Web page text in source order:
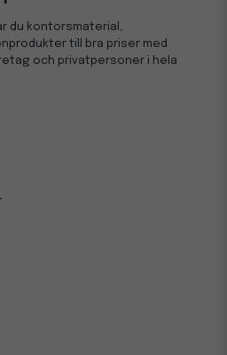
du kontorsmaterial,
till bra priser med
och privatpersoner i hela